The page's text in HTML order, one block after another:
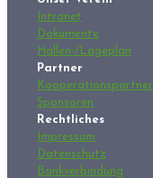
Intranet
Dokumente
Hallen-/Lageplan
Partner
Kooperationspartner
Sponsoren
Rechtliches
Impressum
Datenschutz
Bankverbindung